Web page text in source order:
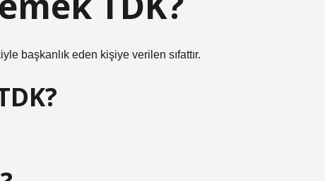
başkanlık eden kişiye verilen sıfattır.